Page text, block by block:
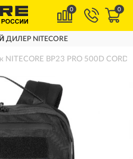
0 0
ДИЛЕР NITECORE
NITECORE BP23 PRO 500D